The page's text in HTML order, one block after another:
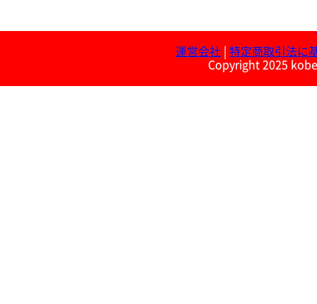
運営会社
特定商取引法に
Copyright 2025